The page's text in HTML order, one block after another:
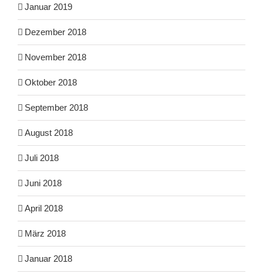
Januar 2019
Dezember 2018
November 2018
Oktober 2018
September 2018
August 2018
Juli 2018
Juni 2018
April 2018
März 2018
Januar 2018